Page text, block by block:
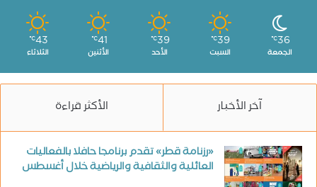
36
℃
الجمعة
39
℃
السبت
39
℃
الأحد
41
℃
الأثنين
43
℃
الثلاثاء
آخر الأخبار الأكثر قراءة
«رزنامة قطر» تقدم برنامجا حافلا بالفعاليات
العائلية والثقافية والرياضية خلال أغسطس